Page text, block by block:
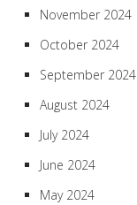
November 2024
October 2024
September 2024
August 2024
July 2024
June 2024
May 2024